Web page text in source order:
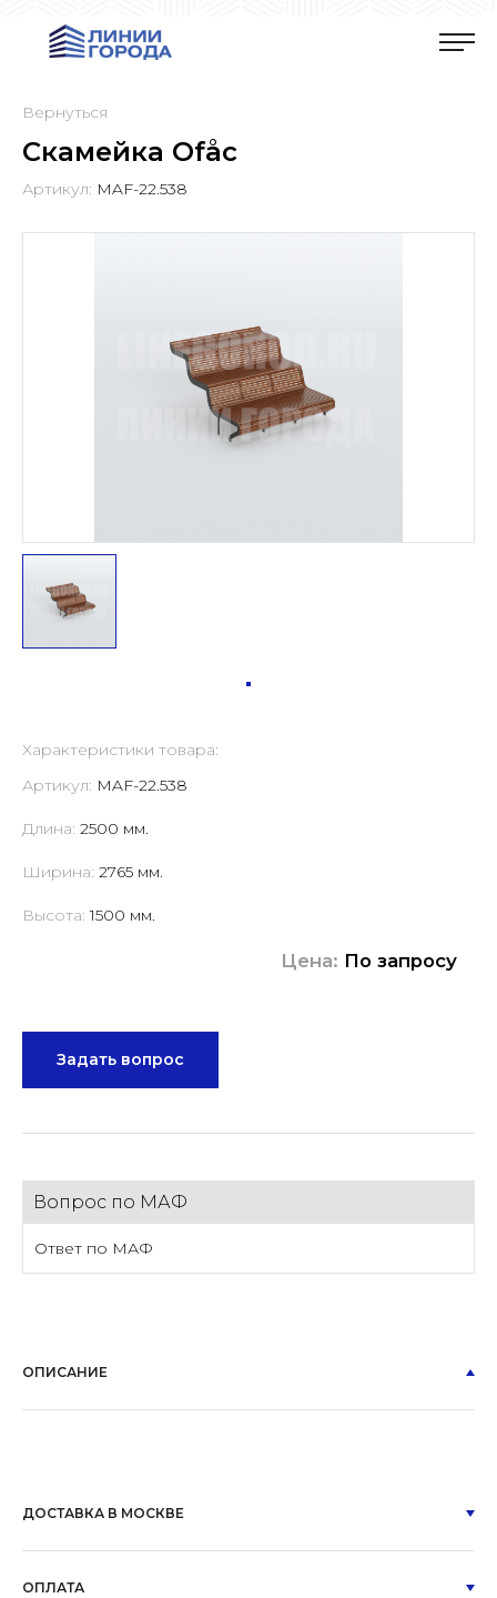
Вернуться
Скамейка Ofåc
Артикул: MAF-22.538
Характеристики товара:
Артикул: MAF-22.538
Длина: 2500 мм.
Ширина: 2765 мм.
Высота:1500 мм.
Цена: По запросу
Задать вопрос
Вопрос по МАФ
Ответ по МАФ
ОПИСАНИЕ
ДОСТАВКА В МОСКВЕ
ОПЛАТА